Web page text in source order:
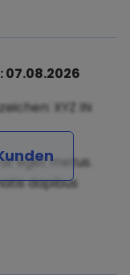
XYZ IN
eget metus.
dapibus